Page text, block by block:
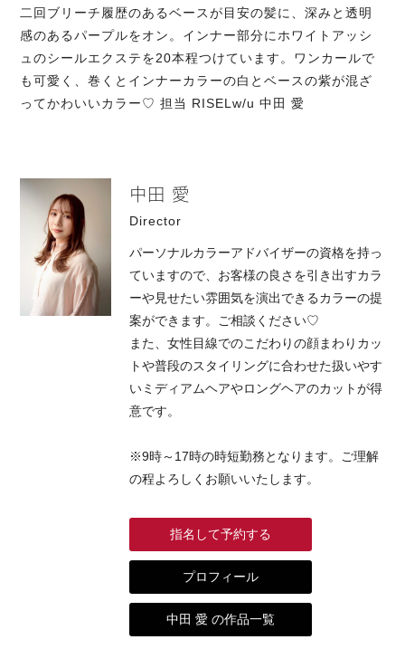
二回ブリーチ履歴のあるベースが目安の髪に、深みと透明
感のあるパープルをオン。インナー部分にホワイトアッシ
ュのシールエクステを20本程つけています。ワンカールで
も可愛く、巻くとインナーカラーの白とベースの紫が混ざ
ってかわいいカラー♡ 担当 RISELw/u 中田 愛
中田 愛
Director
パーソナルカラーアドバイザーの資格を持っ
ていますので、お客様の良さを引き出すカラ
ーや見せたい雰囲気を演出できるカラーの提
案ができます。ご相談ください♡
また、女性目線でのこだわりの顔まわりカッ
トや普段のスタイリングに合わせた扱いやす
いミディアムヘアやロングヘアのカットが得
意です。
※9時～17時の時短勤務となります。ご理解
の程よろしくお願いいたします。
指名して予約する
プロフィール
中田 愛 の作品一覧